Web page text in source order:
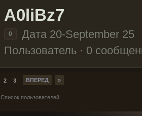
A0liBz7
0
Дата 20-September 25
Пользователь · 0
2 3 ВПЕРЕД »
Список пользователей